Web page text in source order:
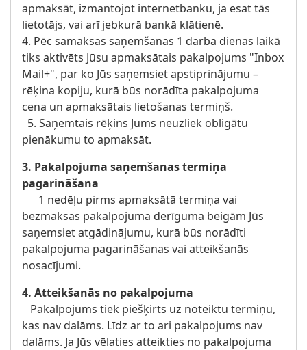
apmaksāt, izmantojot internetbanku, ja esat tās
lietotājs, vai arī jebkurā bankā klātienē.
4. Pēc samaksas saņemšanas 1 darba dienas laikā
tiks aktivēts Jūsu apmaksātais pakalpojums "Inbox
Mail+", par ko Jūs saņemsiet apstiprinājumu –
rēķina kopiju, kurā būs norādīta pakalpojuma
cena un apmaksātais lietošanas termiņš.
5. Saņemtais rēķins Jums neuzliek obligātu
pienākumu to apmaksāt.
3. Pakalpojuma saņemšanas termiņa
pagarināšana
1 nedēļu pirms apmaksātā termiņa vai
bezmaksas pakalpojuma derīguma beigām Jūs
saņemsiet atgādinājumu, kurā būs norādīti
pakalpojuma pagarināšanas vai atteikšanās
nosacījumi.
4. Atteikšanās no pakalpojuma
Pakalpojums tiek piešķirts uz noteiktu termiņu,
kas nav dalāms. Līdz ar to ari pakalpojums nav
dalāms. Ja Jūs vēlaties atteikties no pakalpojuma